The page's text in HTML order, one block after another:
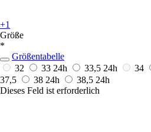
+1
Größe
*
Größentabelle
32
33 24h 33,5 24h 34
37,5
38 24h 38,5 24h
Dieses Feld ist erforderlich